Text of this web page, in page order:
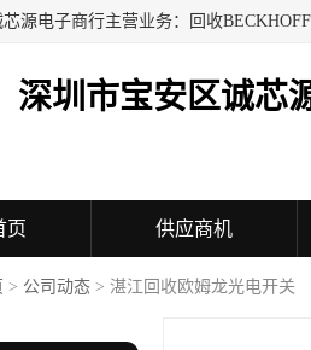
深圳市宝安区诚芯
页 供应商机
式
> 公司动态 > 湛江回收欧姆龙光电开关